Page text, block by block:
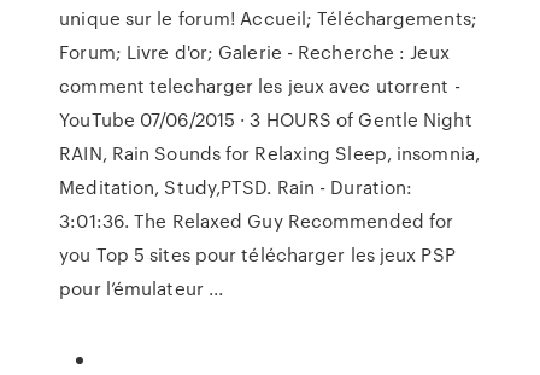
unique sur le forum! Accueil; Téléchargements;
Forum; Livre d'or; Galerie - Recherche : Jeux
comment telecharger les jeux avec utorrent -
YouTube 07/06/2015 · 3 HOURS of Gentle Night
RAIN, Rain Sounds for Relaxing Sleep, insomnia,
Meditation, Study,PTSD. Rain - Duration:
3:01:36. The Relaxed Guy Recommended for
you Top 5 sites pour télécharger les jeux PSP
pour l’émulateur ...